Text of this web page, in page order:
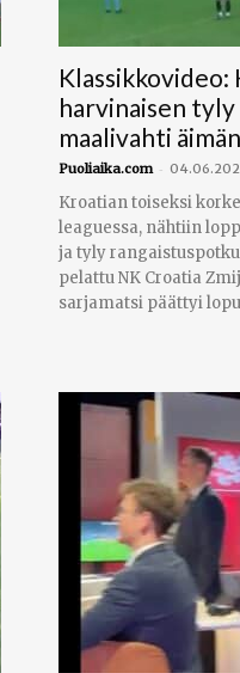
Klassikkovideo:
harvinaisen
maalivahti
Puoliaika.com -
Kroatian toiseksi
leaguessa, nähtiin
ja tyly
pelattu NK Croatia
sarjamatsi päättyi